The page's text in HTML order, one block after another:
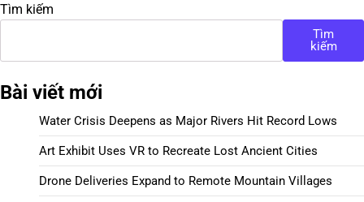
Tìm kiếm
Tìm
kiếm
Bài viết mới
Water Crisis Deepens as Major Rivers Hit Record Lows
Art Exhibit Uses VR to Recreate Lost Ancient Cities
Drone Deliveries Expand to Remote Mountain Villages